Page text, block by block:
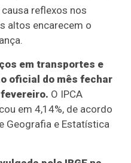
reflexos nos
altos encarecem o
em transportes e
oficial do mês fechar
fevereiro. O IPCA
em 4,14%, de acordo
Geografia e Estatística